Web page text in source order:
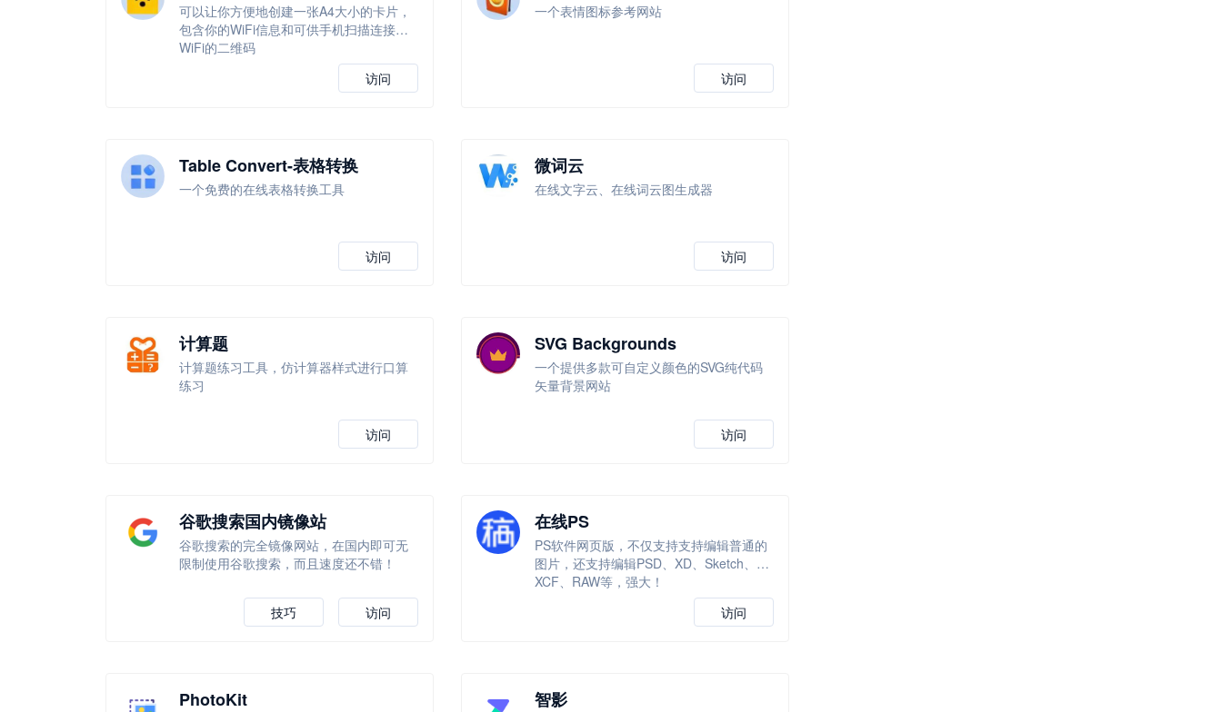
可以让你方便地创建一张A4大小的卡片，
包含你的WiFi信息和可供手机扫描连接
WiFi的二维码
访问
一个表情图标参考网站
访问
Table Convert-表格转换
一个免费的在线表格转换工具
访问
微词云
在线文字云、在线词云图生成器
访问
计算题
计算题练习工具，仿计算器样式进行口算
练习
访问
SVG Backgrounds
一个提供多款可自定义颜色的SVG纯代码
矢量背景网站
访问
谷歌搜索国内镜像站
谷歌搜索的完全镜像网站，在国内即可无
限制使用谷歌搜索，而且速度还不错！
访问
技巧
在线PS
PS软件网页版，不仅支持支持编辑普通的
图片，还支持编辑PSD、XD、Sketch、
XCF、RAW等，强大！
访问
PhotoKit 智影